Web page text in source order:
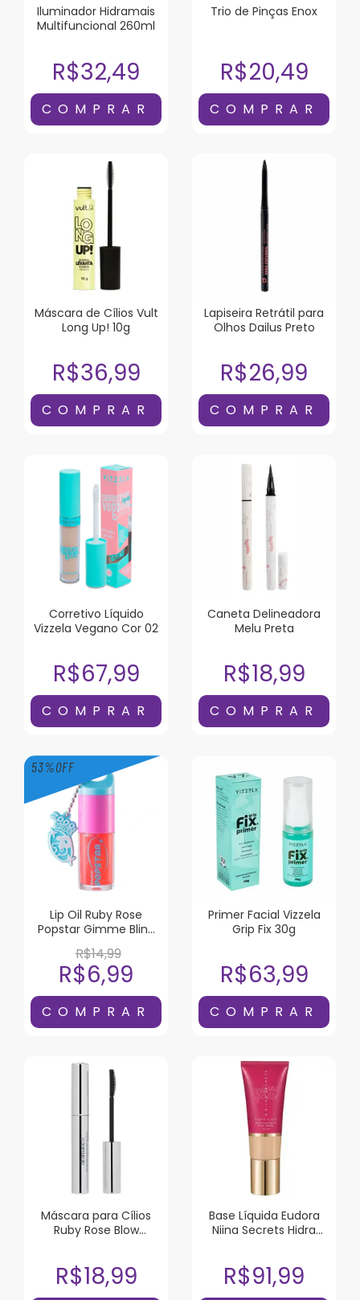
Iluminador Hidramais
Multifuncional 260ml
R$32,49
Trio de Pinças Enox
R$20,49
Máscara de Cílios Vult
Long Up! 10g
R$36,99
Lapiseira Retrátil para
Olhos Dailus Preto
R$26,99
Corretivo Líquido
Vizzela Vegano Cor 02
R$67,99
Caneta Delineadora
Melu Preta
R$18,99
53%OFF
Lip Oil Ruby Rose
Popstar Gimme Bling
Liquor
R$14,99
R$6,99
Primer Facial Vizzela
Grip Fix 30g
R$63,99
Máscara para Cílios
Ruby Rose Blow
R$18,99
Base Líquida Eudora
Niina Secrets Hidra
R$91,99